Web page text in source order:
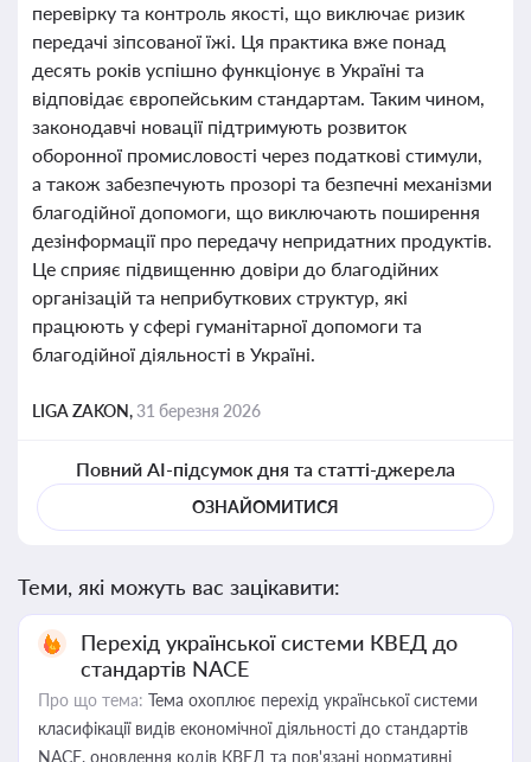
перевірку та контроль якості, що виключає ризик
передачі зіпсованої їжі. Ця практика вже понад
десять років успішно функціонує в Україні та
відповідає європейським стандартам. Таким чином,
законодавчі новації підтримують розвиток
оборонної промисловості через податкові стимули,
а також забезпечують прозорі та безпечні механізми
благодійної допомоги, що виключають поширення
дезінформації про передачу непридатних продуктів.
Це сприяє підвищенню довіри до благодійних
організацій та неприбуткових структур, які
працюють у сфері гуманітарної допомоги та
благодійної діяльності в Україні.
LIGA ZAKON,31 березня 2026
Повний AI-підсумок дня та статті-джерела
ОЗНАЙОМИТИСЯ
Теми, які можуть вас зацікавити:
Перехід української системи КВЕД до
стандартів NACE
Про що тема: Тема охоплює перехід української системи
класифікації видів економічної діяльності до стандартів
NACE, оновлення кодів КВЕД та пов'язані нормативні